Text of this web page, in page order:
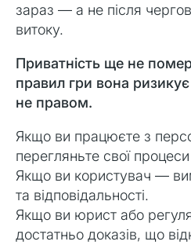
зараз — а не після
витоку.
Приватність ще не
правил гри вона
не правом.
Якщо ви працюєте з
перегляньте свої
Якщо ви користувач —
та відповідальності.
Якщо ви юрист або
достатньо доказів, що